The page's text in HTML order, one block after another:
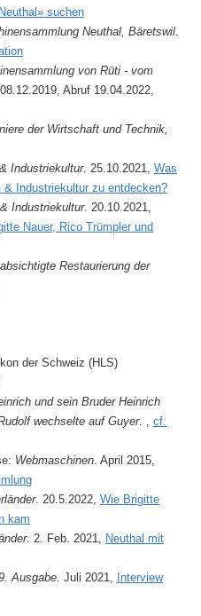
suchen
Neuthal, Bäretswil
von Rüti - vom
. 08.12.2019, Abruf 19.04.2022,
der Wirtschaft und Technik,
Industriekultur. 25.10.2021, Was
Industriekultur zu entdecken?
Industriekultur. 20.10.2021,
Nauer, Rico Trümpler und
Restaurierung der
der Schweiz (HLS)
und sein Bruder Heinrich
wechselte auf Guyer. , cf.
Webmaschinen . April 2015,
. 20.5.2022, Wie Brigitte
kam
. 2. Feb. 2021, Neuthal mit
Ausgabe . Juli 2021, Interview